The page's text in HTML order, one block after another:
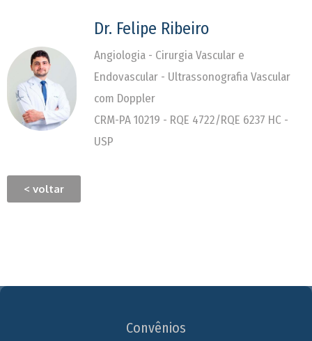
Dr. Felipe Ribeiro
Angiologia - Cirurgia Vascular e
Endovascular - Ultrassonografia Vascular
com Doppler
CRM-PA 10219 - RQE 4722/RQE 6237 HC -
USP
< voltar
Convênios